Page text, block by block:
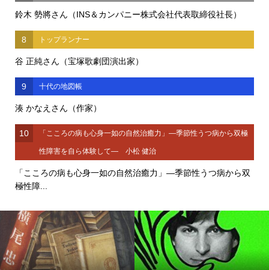
鈴木 勢將さん（INS＆カンパニー株式会社代表取締役社長）
8 トップランナー
谷 正純さん（宝塚歌劇団演出家）
9 十代の地図帳
湊 かなえさん（作家）
10 「こころの病も心身一如の自然治癒力」―季節性うつ病から双極
性障害を自ら体験して― 小松 健治
「こころの病も心身一如の自然治癒力」―季節性うつ病から双
極性障...